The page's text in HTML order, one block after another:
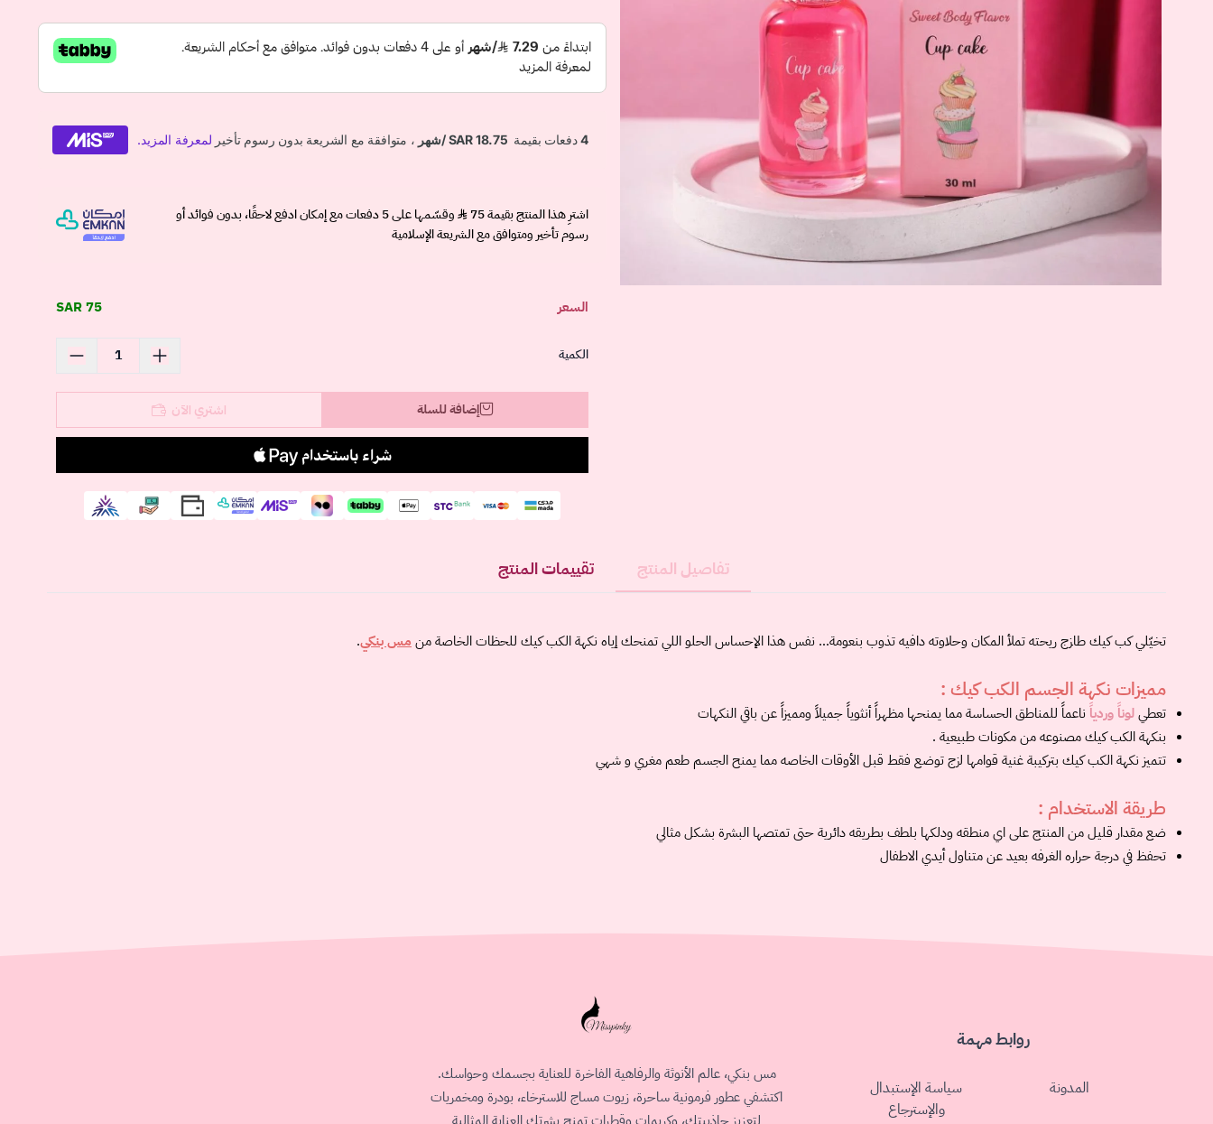
اشترِ هذا المنتج بقيمة 75
وقسّمها على 5 دفعات مع إمكان ادفع لاحقًا، بدون فوائد أو
رسوم تأخير ومتوافق مع الشريعة الإسلامية
السعر 75 SAR
الكمية
إضافة للسلة اشتري الآن
تفاصيل المنتج تقييمات المنتج
تخيّلي كب كيك طازج ريحته تملأ المكان وحلاوته دافيه تذوب بنعومة… نفس هذا الإحساس الحلو اللي تمنحك إياه نكهة الكب كيك للحظات الخاصة من مس بنكي.
مميزات نكهة الجسم الكب كيك :
تعطيلوناً وردياً ناعماً للمناطق الحساسة مما يمنحها مظهراً أنثوياً جميلاً ومميزاً عن باقي النكهات
بنكهة الكب كيك مصنوعه من مكونات طبيعية .
تتميز نكهة الكب كيك بتركيبة غنية قوامها لزج توضع فقط قبل الأوقات الخاصه مما يمنح الجسم طعم مغري و شهي
طريقة الاستخدام :
ضع مقدار قليل من المنتج على اي منطقه ودلكها بلطف بطريقه دائرية حتى تمتصها البشرة بشكل مثالي
تحفظ في درجة حراره الغرفه بعيد عن متناول أيدي الاطفال
روابط مهمة
المدونة
سياسة الإستبدال
والإسترجاع
مس بنكي، عالم الأنوثة والرفاهية الفاخرة للعناية بجسمك وحواسك.
اكتشفي عطور فرمونية ساحرة، زيوت مساج للاسترخاء، بودرة ومخمريات